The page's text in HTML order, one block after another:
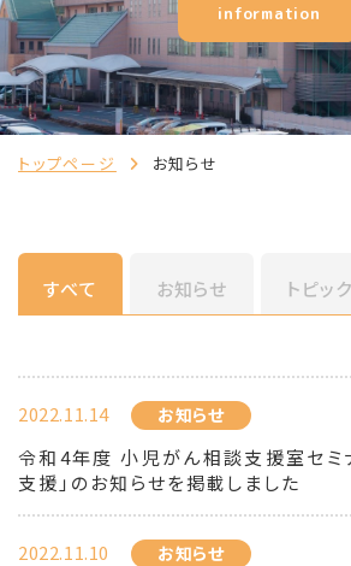
information
トップページ お知らせ
すべて お知らせ トピッ
2022.11.14 お知らせ
令和4年度 小児がん相談支援室セミ
支援」のお知らせを掲載しました
2022.11.10 お知らせ